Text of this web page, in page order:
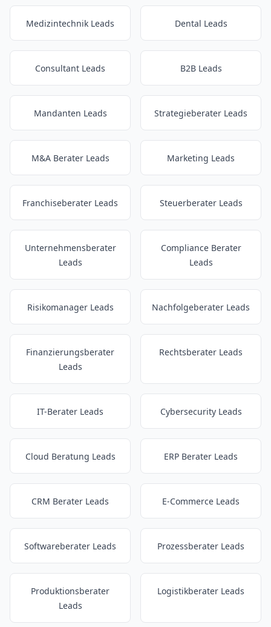
Medizintechnik Leads Dental Leads
Consultant Leads B2B Leads
Mandanten Leads Strategieberater Leads
M&A Berater Leads Marketing Leads
Franchiseberater Leads Steuerberater Leads
Unternehmensberater
Leads
Compliance Berater
Leads
Risikomanager Leads Nachfolgeberater Leads
Finanzierungsberater
Leads
Rechtsberater Leads
IT-Berater Leads Cybersecurity Leads
Cloud Beratung Leads ERP Berater Leads
CRM Berater Leads E-Commerce Leads
Softwareberater Leads Prozessberater Leads
Produktionsberater
Leads
Logistikberater Leads